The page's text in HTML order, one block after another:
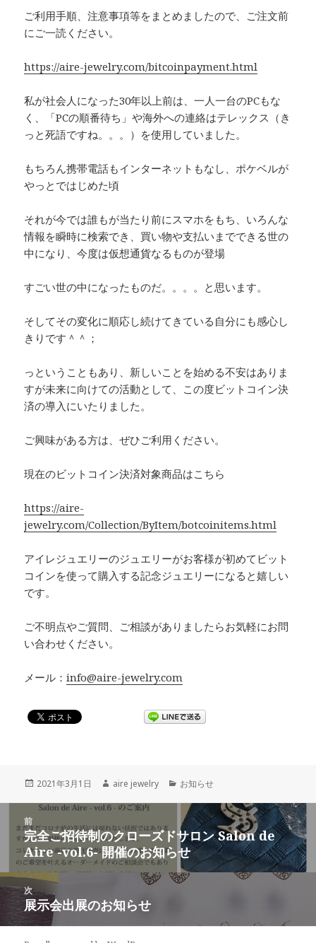
ご利用手順、注意事項等をまとめましたので、ご注文前
にご一読ください。
https://aire-jewelry.com/bitcoinpayment.html
私が社会人になった30年以上前は、一人一台のPCもな
く、「PCの順番待ち」や海外への連絡はテレックス（き
っと死語ですね。。。）を使用していました。
もちろん携帯電話もインターネットもなし、ポケベルが
やっとではじめた頃
それが今では誰もが当たり前にスマホをもち、いろんな
情報を瞬時に検索でき、買い物や支払いまでできる世の
中になり、今度は仮想通貨なるものが登場
すごい世の中になったものだ。。。。と思います。
そしてその変化に順応し続けてきている自分にも感心し
きりです＾＾；
っということもあり、新しいことを始める不安はありま
すが未来に向けての活動として、この度ビットコイン決
済の導入にいたりました。
ご興味がある方は、ぜひご利用ください。
現在のビットコイン決済対象商品はこちら
https://aire-
jewelry.com/Collection/ByItem/botcoinitems.html
アイレジュエリーのジュエリーがお客様が初めてビット
コインを使って購入する記念ジュエリーになると嬉しい
です。
ご不明点やご質問、ご相談がありましたらお気軽にお問
い合わせください。
メール：info@aire-jewelry.com
投
日:
2021年3月1日
作
者
aire jewelry
カ
ゴ
リ
ー
お知らせ
ゲ
ー
シ
ョ
前
前
の
投
稿:
完全ご招待制のクローズドサロン Salon de
Aire -vol.6- 開催のお知らせ
次
次
の
投
展示会出展のお知らせ